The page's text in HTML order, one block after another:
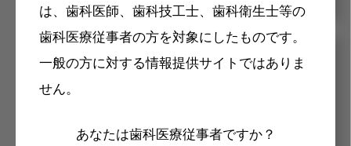
は、歯科医師、歯科技工士、歯科衛生士等の
歯科医療従事者の方を対象にしたものです。
一般の方に対する情報提供サイトではありま
せん。
あなたは歯科医療従事者ですか？
メリット